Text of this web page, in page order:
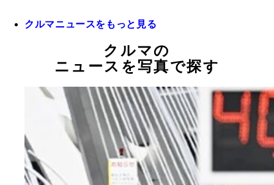
クルマニュースをもっと見る
クルマの
ニュースを写真で探す